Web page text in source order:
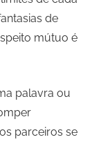
de
mútuo é
palavra ou
parceiros se